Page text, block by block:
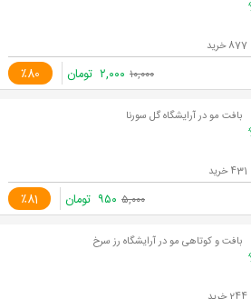
٪80 ۱۰,۰۰۰ ۲,۰۰۰ تومان
بافت مو در آرایشگاه گل سورنا
٪81 ۵,۰۰۰ ۹۵۰ تومان
بافت و کوتاهی مو در آرایشگاه رز سرخ